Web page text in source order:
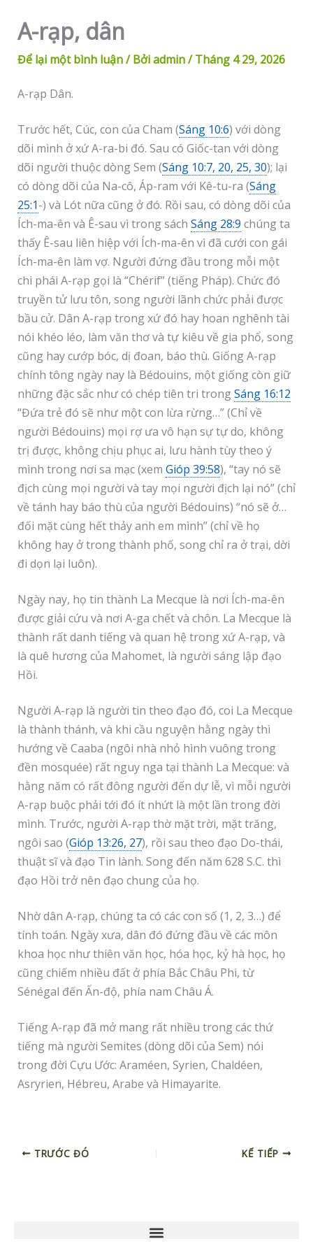
A-rạp, dân
Để lại một bình luận/ Bởiadmin/Tháng 4 29, 2026
A-rạp Dân.
Trước hết, Cúc, con của Cham (Sáng 10:6) với dòng
dõi mình ở xứ A-ra-bi đó. Sau có Giốc-tan với dòng
dõi người thuộc dòng Sem (Sáng 10:7, 20, 25, 30); lại
có dòng dõi của Na-cô, Áp-ram với Kê-tu-ra (Sáng
25:1-) và Lót nữa cũng ở đó. Rồi sau, có dòng dõi của
Ích-ma-ên và Ê-sau vì trong sách Sáng 28:9 chúng ta
thấy Ê-sau liên hiệp với Ích-ma-ên vì đã cưới con gái
Ích-ma-ên làm vợ. Người đứng đầu trong mỗi một
chi phái A-rạp gọi là “Chérif” (tiếng Pháp). Chức đó
truyền tử lưu tôn, song người lãnh chức phải được
bầu cử. Dân A-rạp trong xứ đó hay hoan nghênh tài
nói khéo léo, làm văn thơ và tự kiêu về gia phổ, song
cũng hay cướp bóc, dị đoan, báo thù. Giống A-rạp
chính tông ngày nay là Bédouins, một giống còn giữ
những đặc sắc như có chép tiên tri trongSáng 16:12
“Đứa trẻ đó sẽ như một con lừa rừng…” (Chỉ về
người Bédouins) mọi rợ ưa vô hạn sự tự do, không
trị được, không chịu phục ai, lưu hành tùy theo ý
mình trong nơi sa mạc (xem Gióp 39:58), “tay nó sẽ
địch cùng mọi người và tay mọi người địch lại nó” (chỉ
về tánh hay báo thù của người Bédouins) “nó sẽ ở…
đối mặt cùng hết thảy anh em mình” (chỉ về họ
không hay ở trong thành phố, song chỉ ra ở trại, dời
đi dọn lại luôn).
Ngày nay, họ tin thành La Mecque là nơi Ích-ma-ên
được giải cứu và nơi A-ga chết và chôn. La Mecque là
thành rất danh tiếng và quan hệ trong xứ A-rạp, và
là quê hương của Mahomet, là người sáng lập đạo
Hồi.
Người A-rạp là người tin theo đạo đó, coi La Mecque
là thành thánh, và khi cầu nguyện hằng ngày thì
hướng về Caaba (ngôi nhà nhỏ hình vuông trong
đền mosquée) rất nguy nga tại thành La Mecque: và
hằng năm có rất đông người đến dự lễ, vì mỗi người
A-rạp buộc phải tới đó ít nhứt là một lần trong đời
mình. Trước, người A-rạp thờ mặt trời, mặt trăng,
ngôi sao (Gióp 13:26, 27), rồi sau theo đạo Do-thái,
thuật sĩ và đạo Tin lành. Song đến năm 628 S.C. thì
đạo Hồi trở nên đạo chung của họ.
Nhờ dân A-rạp, chúng ta có các con số (1, 2, 3…) để
tính toán. Ngày xưa, dân đó đứng đầu về các môn
khoa học như thiên văn học, hóa học, kỷ hà học, họ
cũng chiếm nhiều đất ở phía Bắc Châu Phi, từ
Sénégal đến Ấn-độ, phía nam Châu Á.
Tiếng A-rạp đã mở mang rất nhiều trong các thứ
tiếng mà người Semites (dòng dõi của Sem) nói
trong đời Cựu Ước: Araméen, Syrien, Chaldéen,
Asryrien, Hébreu, Arabe và Himayarite.
TRƯỚC ĐÓ KẾ TIẾP